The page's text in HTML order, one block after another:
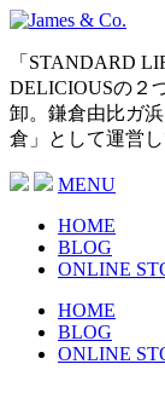
「STANDARD
DELICIOUSの２
卸。鎌倉由比ガ
倉」として運営し
MENU
HOME
BLOG
ONLINE
HOME
BLOG
ONLINE